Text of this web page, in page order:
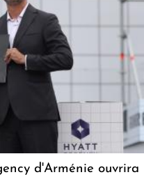
d'Arménie ouvrira